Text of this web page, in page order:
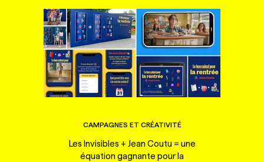
CAMPAGNES ET CRÉATIVITÉ
Les Invisibles + Jean Coutu = une
équation gagnante pour la